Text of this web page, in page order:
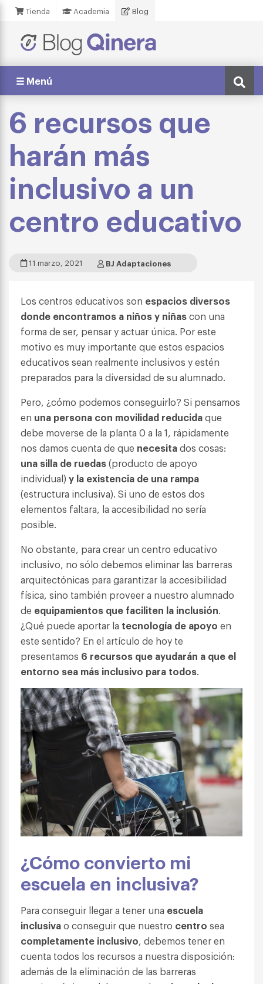
Tienda Academia Blog
☰ Menú
6 recursos que
harán más
inclusivo a un
centro educativo
11 marzo, 2021 BJ Adaptaciones
Los centros educativos son espacios diversos
donde encontramos a niños y niñascon una
forma de ser, pensar y actuar única. Por este
motivo es muy importante que estos espacios
educativos sean realmente inclusivos y estén
preparados para la diversidad de su alumnado.
Pero, ¿cómo podemos conseguirlo? Si pensamos
en una persona con movilidad reducidaque
debe moverse de la planta 0 a la 1, rápidamente
nos damos cuenta de que necesitados cosas:
una silla de ruedas(producto de apoyo
individual) y la existencia de una rampa
(estructura inclusiva). Si uno de estos dos
elementos faltara, la accesibilidad no sería
posible.
No obstante, para crear un centro educativo
inclusivo, no sólo debemos eliminar las barreras
arquitectónicas para garantizar la accesibilidad
física, sino también proveer a nuestro alumnado
de equipamientos que faciliten la inclusión.
¿Qué puede aportar la tecnología de apoyo en
este sentido? En el artículo de hoy te
presentamos 6 recursos que ayudarán a que el
entorno sea más inclusivo para todos.
¿Cómo convierto mi
escuela en inclusiva?
Para conseguir llegar a tener una escuela
inclusivao conseguir que nuestro centro sea
completamente inclusivo, debemos tener en
cuenta todos los recursos a nuestra disposición:
además de la eliminación de las barreras